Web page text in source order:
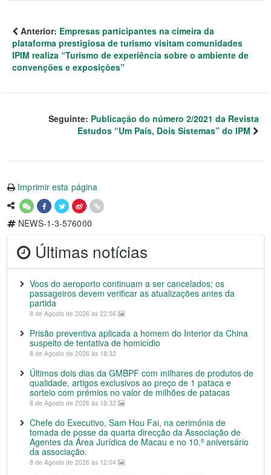
Anterior: Empresas participantes na cimeira da
plataforma prestigiosa de turismo visitam comunidades
IPIM realiza “Turismo de experiência sobre o ambiente de
convenções e exposições”
Seguinte: Publicação do número 2/2021 da Revista
Estudos “Um País, Dois Sistemas” do IPM
Imprimir esta página
NEWS-1-3-576000
Últimas notícias
Voos do aeroporto continuam a ser cancelados; os
passageiros devem verificar as atualizações antes da
partida
8 de Agosto de 2026 às 22:56
Prisão preventiva aplicada a homem do Interior da China
suspeito de tentativa de homicídio
8 de Agosto de 2026 às 18:32
Últimos dois dias da GMBPF com milhares de produtos de
qualidade, artigos exclusivos ao preço de 1 pataca e
sorteio com prémios no valor de milhões de patacas
8 de Agosto de 2026 às 18:32
Chefe do Executivo, Sam Hou Fai, na cerimónia de
tomada de posse da quarta direcção da Associação de
Agentes da Área Jurídica de Macau e no 10.º aniversário
da associação.
8 de Agosto de 2026 às 12:04